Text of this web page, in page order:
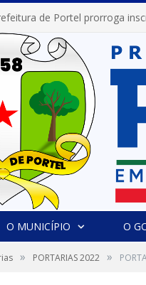
O MUNICÍPIO O
» PORTARIAS 2022 »